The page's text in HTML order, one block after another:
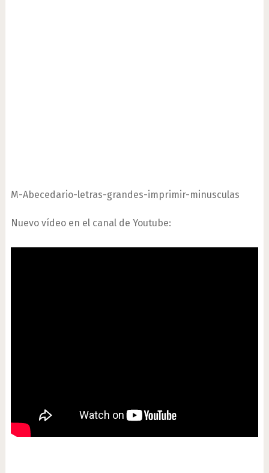
M-Abecedario-letras-grandes-imprimir-minusculas
Nuevo vídeo en el canal de Youtube: